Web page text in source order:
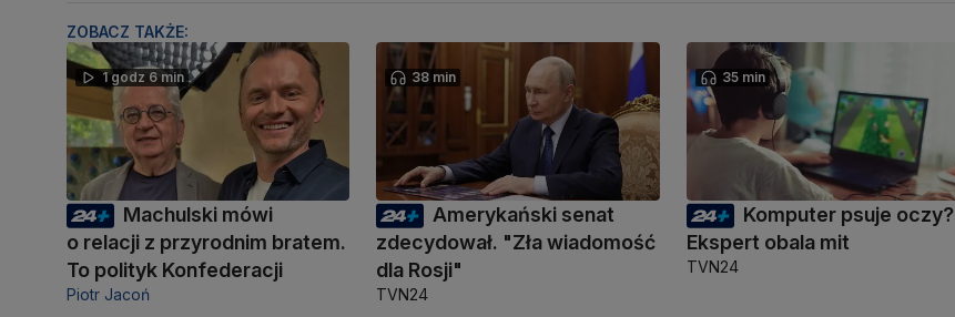
ZOBACZ TAKŻE:
1 godz 6 min
Machulski mówi
o relacji z przyrodnim bratem.
To polityk Konfederacji
Piotr Jacoń
38 min
Amerykański senat
zdecydował. "Zła wiadomość
dla Rosji"
TVN24
35 min
Komputer psuje oczy?
Ekspert obala mit
TVN24